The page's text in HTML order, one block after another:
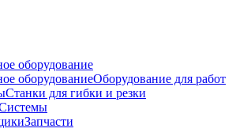
оборудование
оборудованиеОборудование для работ
Станки для гибки и резки
Запчасти